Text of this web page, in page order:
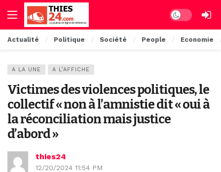
Dark mode
Actualité Politique Société People Economie
A LA UNE A L’AFFICHE
Victimes des violences politiques, le
collectif « non à l’amnistie dit « oui à
la réconciliation mais justice
d’abord »
thies24
12/20/2024 11:54 PM